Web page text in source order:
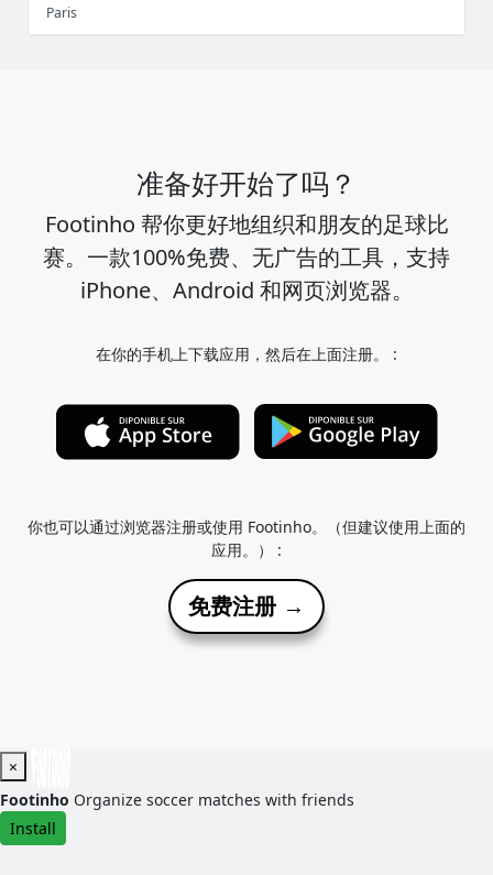
Paris
准备好开始了吗？
Footinho 帮你更好地组织和朋友的足球比
赛。一款100%免费、无广告的工具，支持
iPhone、Android 和网页浏览器。
在你的手机上下载应用，然后在上面注册。 :
你也可以通过浏览器注册或使用 Footinho。（但建议使用上面的
应用。） :
免费注册 →
×
Footinho Organize soccer matches with friends
Install